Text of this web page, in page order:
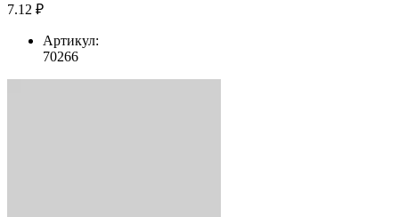
7.12 ₽
Артикул:
70266